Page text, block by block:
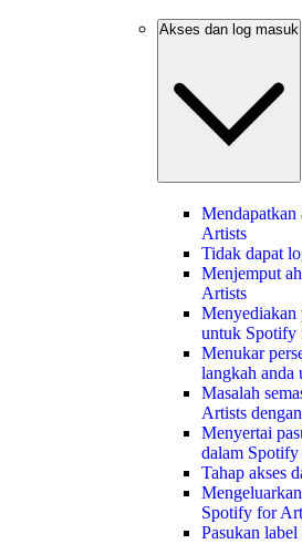
Akses dan log masuk
Mendapatkan
Artists
Tidak dapat
Menjemput
Artists
Menyediakan
untuk Spotify
Menukar
langkah
Masalah
Artists
Menyertai
dalam
Tahap akses
Spotify for
Pasukan